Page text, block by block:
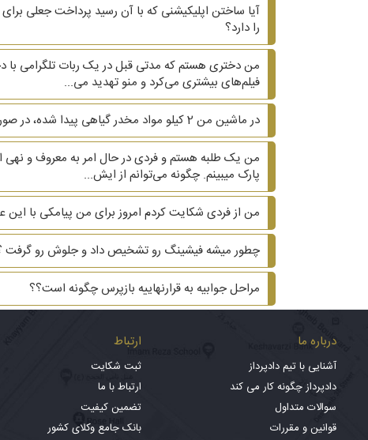
آیا ساختن اپلیکیشنی که با آن رسید پرداخت جعلی
را دارد؟
من دختری هستم که مدتی قبل در یک ربات تلگرامی
فیلم‌های بیشتری می‌کرد و منو تهدید می...
در ماشین من 2 کیلو مواد مخدر گیاهی پیدا شده، در صورتی که من از وجود این مواد در ماشینم بی اطلاعم ولی نتونستم اثبات کنم. آیا میشه کاری کرد که من زندان نرم؟
من یک طلبه هستم و فردی در حال امر به معروف و نهی
پارک میبینم. چگونه می‌توانم از ایش...
من از فردی شکایت کردم امروز برای من پیامکی با
چطور میشه فیشینگ رو تشخیص داد و جلوش رو گرفت
مراحل جوابیه به قرارنهاییه بازپرس چگونه است؟؟
درباره ما
آشنایی با تیم دادپرداز
دادپرداز چگونه کار می کند
سوالات متداول
قوانین و مقررات
ارتباط
ثبت شکایت
ارتباط با ما
تضمین کیفیت
بانک جامع وکلای کشور